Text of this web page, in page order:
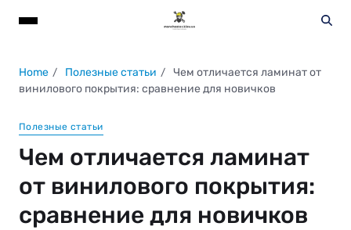
Home Полезные статьи
Чем отличается ламинат от
винилового покрытия: сравнение для новичков
Полезные статьи
Чем отличается ламинат
от винилового покрытия:
сравнение для новичков